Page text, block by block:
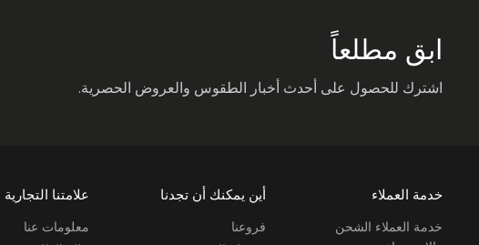
ابق مطلعاً
اشترك للحصول على أحدث أخبار الطقوس والعروض الحصرية.
خدمة العملاء
خدمة العملاء الشحن
أين يمكنك أن تجدنا
فروعنا
علامتنا التجارية
معلومات عنا